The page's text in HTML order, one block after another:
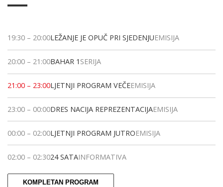
19:30 – 20:00LEŽANJE JE OPUČ PRI SJEDENJUEMISIJA
20:00 – 21:00BAHAR 1 SERIJA
21:00 – 23:00LJETNJI PROGRAM VEČEEMISIJA
23:00 – 00:00DRES NACIJA REPREZENTACIJAEMISIJA
00:00 – 02:00LJETNJI PROGRAM JUTROEMISIJA
02:00 – 02:3024 SATAINFORMATIVA
KOMPLETAN PROGRAM